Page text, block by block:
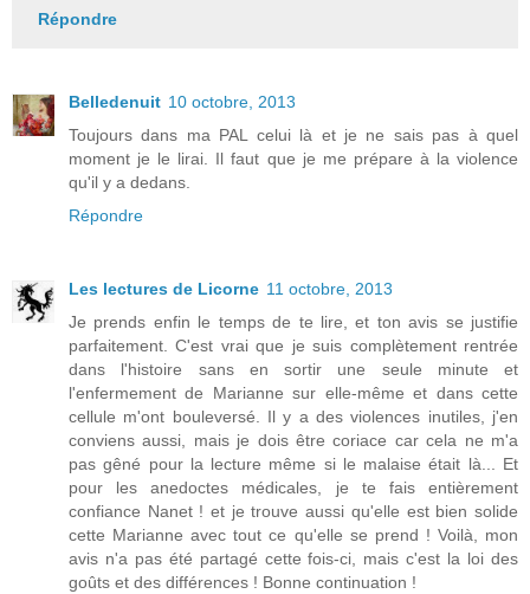
Répondre
Belledenuit 10 octobre, 2013
Toujours dans ma PAL celui là et je ne sais pas à quel
moment je le lirai. Il faut que je me prépare à la violence
qu'il y a dedans.
Répondre
Les lectures de Licorne 11 octobre, 2013
Je prends enfin le temps de te lire, et ton avis se justifie
parfaitement. C'est vrai que je suis complètement rentrée
dans l'histoire sans en sortir une seule minute et
l'enfermement de Marianne sur elle-même et dans cette
cellule m'ont bouleversé. Il y a des violences inutiles, j'en
conviens aussi, mais je dois être coriace car cela ne m'a
pas gêné pour la lecture même si le malaise était là... Et
pour les anedoctes médicales, je te fais entièrement
confiance Nanet ! et je trouve aussi qu'elle est bien solide
cette Marianne avec tout ce qu'elle se prend ! Voilà, mon
avis n'a pas été partagé cette fois-ci, mais c'est la loi des
goûts et des différences ! Bonne continuation !